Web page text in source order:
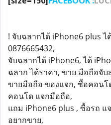
! จับฉลากได้ iPhone6 plus
0876665432,
จับฉลากได้ iPhone6, ได้
ฉลาก ได้ราคา, ขาย มือถือจั
ขายมือถือ ของแจก, ซื้อคอน
คอนโด แจกมือถือ,
แถม iPhone6 plus , ซื้อรถ
อยากขาย,